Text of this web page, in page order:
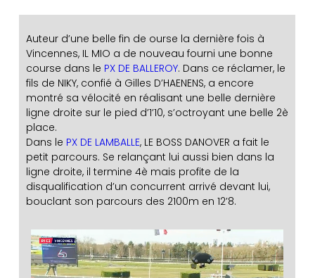
Auteur d’une belle fin de ourse la dernière fois à
Vincennes, IL MIO a de nouveau fourni une bonne
course dans le PX DE BALLEROY. Dans ce réclamer, le
fils de NIKY, confié à Gilles D’HAENENS, a encore
montré sa vélocité en réalisant une belle dernière
ligne droite sur le pied d’1’10, s’octroyant une belle 2è
place.
Dans le PX DE LAMBALLE, LE BOSS DANOVER a fait le
petit parcours. Se relançant lui aussi bien dans la
ligne droite, il termine 4è mais profite de la
disqualification d’un concurrent arrivé devant lui,
bouclant son parcours des 2100m en 12’8.